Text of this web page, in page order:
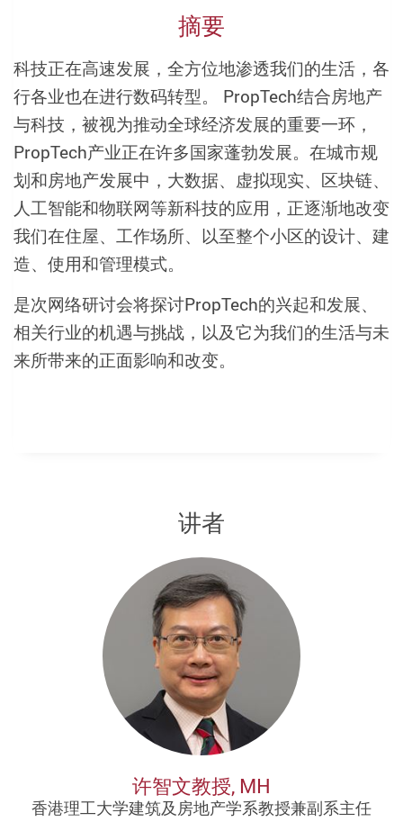
摘要
科技正在高速发展，全方位地渗透我们的生活，各
行各业也在进行数码转型。 PropTech结合房地产
与科技，被视为推动全球经济发展的重要一环，
PropTech产业正在许多国家蓬勃发展。在城市规
划和房地产发展中，大数据、虚拟现实、区块链、
人工智能和物联网等新科技的应用，正逐渐地改变
我们在住屋、工作场所、以至整个小区的设计、建
造、使用和管理模式。
是次网络研讨会将探讨PropTech的兴起和发展、
相关行业的机遇与挑战，以及它为我们的生活与未
来所带来的正面影响和改变。
讲者
许智文教授, MH
香港理工大学建筑及房地产学系教授兼副系主任